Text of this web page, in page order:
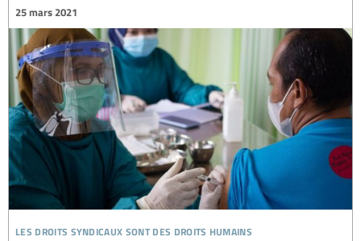
les droits syndicaux sont des droits humains
25 mars 2021